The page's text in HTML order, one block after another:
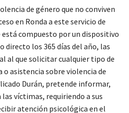
de género que no conviven
en Ronda a este servicio de
compuesto por un dispositivo
directo los 365 días del año, las
al que solicitar cualquier tipo de
asistencia sobre violencia de
Durán, pretende informar,
víctimas, requiriendo a sus
atención psicológica en el